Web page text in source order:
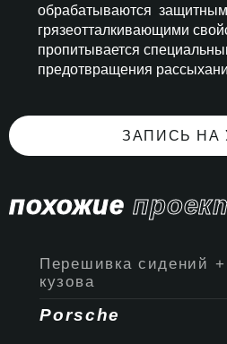
обрабатываются
грязеотталкивающими
пропитывается
предотвращения
ЗАПИСЬ НА
похожие
Перешивка сидений
кузова
Porsche